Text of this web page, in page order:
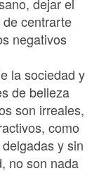
centrarte
negativos
la sociedad y
de belleza
son irreales,
como
y sin
no son nada